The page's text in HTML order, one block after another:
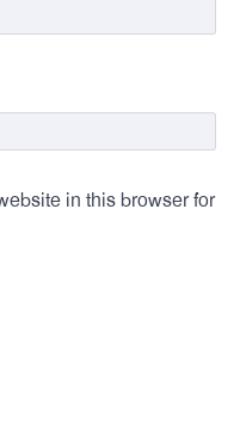
in this browser for